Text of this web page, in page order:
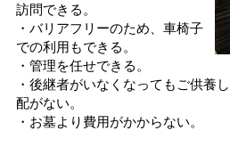
訪問できる。
・バリアフリーのため、車椅子
での利用もできる。
・管理を任せできる。
・後継者がいなくなってもご供養
配がない。
・お墓より費用がかからない。